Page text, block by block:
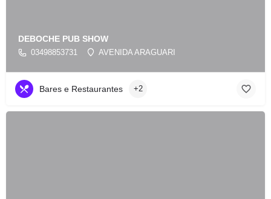
DEBOCHE PUB SHOW
03498853731 AVENIDA ARAGUARI
Bares e Restaurantes +2